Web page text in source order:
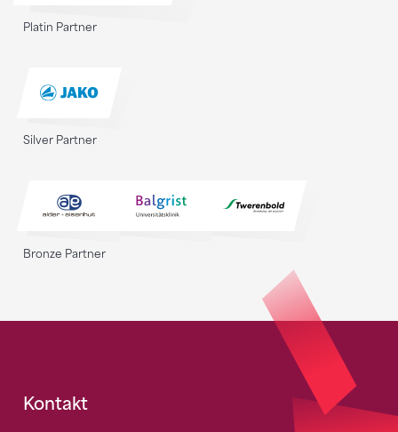
Platin Partner
Silver Partner
Bronze Partner
Fusszeile
Kontakt